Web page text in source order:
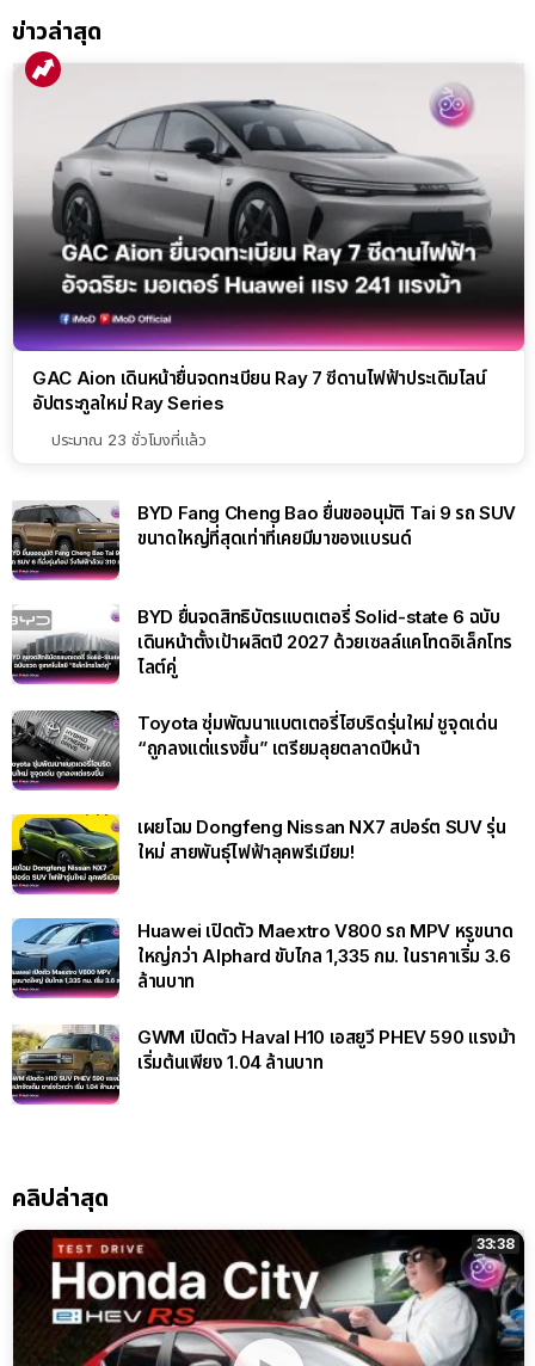
ข่าวล่าสุด
GAC Aion เดินหน้ายื่นจดทะเบียน Ray 7 ซีดานไฟฟ้าประเดิมไลน์
อัปตระกูลใหม่ Ray Series
ประมาณ 23 ชั่วโมงที่แล้ว
BYD Fang Cheng Bao ยื่นขออนุมัติ Tai 9 รถ SUV
ขนาดใหญ่ที่สุดเท่าที่เคยมีมาของแบรนด์
BYD ยื่นจดสิทธิบัตรแบตเตอรี่ Solid-state 6 ฉบับ
เดินหน้าตั้งเป้าผลิตปี 2027 ด้วยเซลล์แคโทดอิเล็กโทร
ไลต์คู่
Toyota ซุ่มพัฒนาแบตเตอรี่ไฮบริดรุ่นใหม่ ชูจุดเด่น
“ถูกลงแต่แรงขึ้น” เตรียมลุยตลาดปีหน้า
เผยโฉม Dongfeng Nissan NX7 สปอร์ต SUV รุ่น
ใหม่ สายพันธุ์ไฟฟ้าลุคพรีเมียม!
Huawei เปิดตัว Maextro V800 รถ MPV หรูขนาด
ใหญ่กว่า Alphard ขับไกล 1,335 กม. ในราคาเริ่ม 3.6
ล้านบาท
GWM เปิดตัว Haval H10 เอสยูวี PHEV 590 แรงม้า
เริ่มต้นเพียง 1.04 ล้านบาท
คลิปล่าสุด
33:38